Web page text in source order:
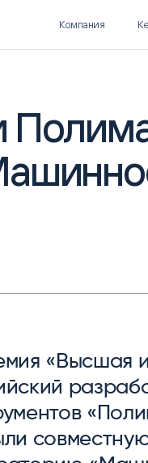
Polymatica EPM
ПЛАНИРОВАНИЕ И
БЮДЖЕТИРОВАНИЕ
И ТЕКСТОВЫЕ БОТЫ
ТЕКСТА
Компания
«Высшая